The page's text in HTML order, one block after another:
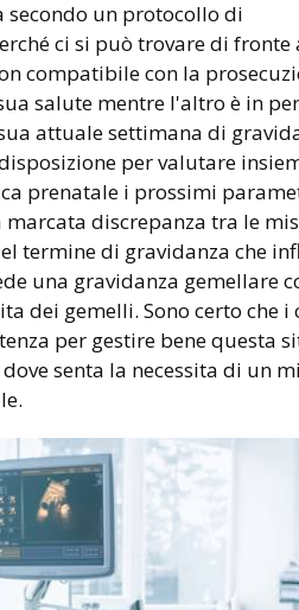
secondo un protocollo di
ci si può trovare di
compatibile con la
salute mentre l'altro è in
attuale settimana di
per valutare
prenatale i prossimi
discrepanza tra le
termine di gravidanza che
una gravidanza gemellare
dei gemelli. Sono certo che i
per gestire bene questa
senta la necessita di un